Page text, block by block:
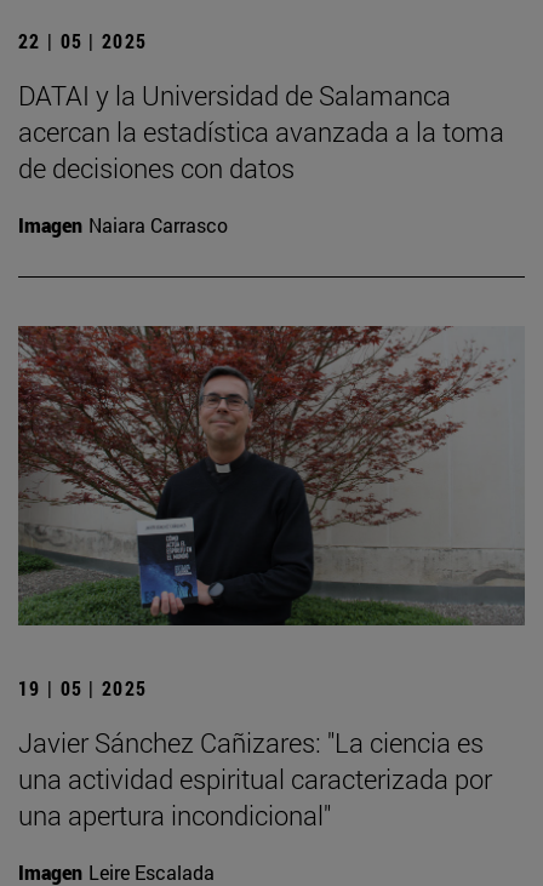
22 | 05 | 2025
DATAI y la Universidad de Salamanca
acercan la estadística avanzada a la toma
de decisiones con datos
Imagen Naiara Carrasco
19 | 05 | 2025
Javier Sánchez Cañizares: "La ciencia es
una actividad espiritual caracterizada por
una apertura incondicional"
Imagen Leire Escalada